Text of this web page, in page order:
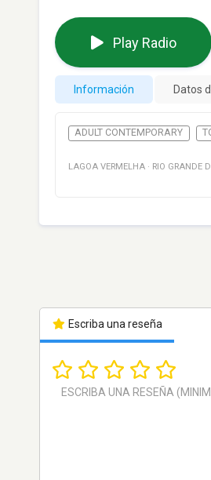
Play Radio
Información Datos
ADULT CONTEMPORARY
LAGOA VERMELHA · RIO GRANDE
Escriba una reseña